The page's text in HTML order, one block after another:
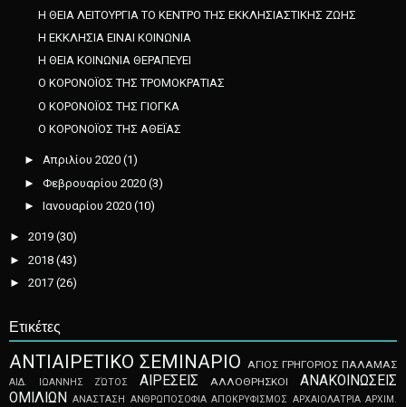
Η ΘΕΙΑ ΛΕΙΤΟΥΡΓΙΑ ΤΟ ΚΕΝΤΡΟ ΤΗΣ ΕΚΚΛΗΣΙΑΣΤΙΚΗΣ ΖΩΗΣ
Η ΕΚΚΛΗΣΙΑ ΕΙΝΑΙ ΚΟΙΝΩΝΙΑ
Η ΘΕΙΑ ΚΟΙΝΩΝΙΑ ΘΕΡΑΠΕΥΕΙ
Ο ΚΟΡΟΝΟΪΟΣ ΤΗΣ ΤΡΟΜΟΚΡΑΤΙΑΣ
Ο ΚΟΡΟΝΟΪΟΣ ΤΗΣ ΓΙΟΓΚΑ
Ο ΚΟΡΟΝΟΪΟΣ ΤΗΣ ΑΘΕΪΑΣ
► Απριλίου 2020 (1)
► Φεβρουαρίου 2020 (3)
► Ιανουαρίου 2020 (10)
► 2019 (30)
► 2018 (43)
► 2017 (26)
Ετικέτες
ΑNTIAIPETIKO ΣEMINAPIO ΑΓΙΟΣ ΓΡΗΓΟΡΙΟΣ ΠΑΛΑΜΑΣ
ΑΙΔ. ΙΩΑΝΝΗΣ ΖΏΤΟΣ ΑΙΡΕΣΕΙΣ ΑΛΛΟΘΡΗΣΚΟΙ
ΑΝΑΚΟΙΝΩΣΕΙΣ
ΟΜΙΛΙΩΝ
ΑΝΑΣΤΑΣΗ ΑΝΘΡΩΠΟΣΟΦΙΑ ΑΠOKPYΦIΣMOΣ ΑΡΧΑΙΟΛΑΤΡΙΑ ΑΡΧΙΜ.